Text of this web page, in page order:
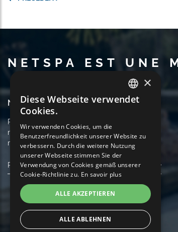
NETSPA EST UNE
Newsletter
Recevez des informations sur nos produits et
notre actualité. Annulez votre inscription à tout
moment.
FRENCH
GERMAN
ITALIAN
×
Diese Webseite verwendet
Cookies.
Wir verwenden Cookies, um die
Benutzerfreundlichkeit unserer Website zu
verbessern. Durch die weitere Nutzung
unserer Webseite stimmen Sie der
Verwendung von Cookies gemäß unserer
Cookie-Richtlinie zu. En savoir plus
ALLE AKZEPTIEREN
ALLE ABLEHNEN